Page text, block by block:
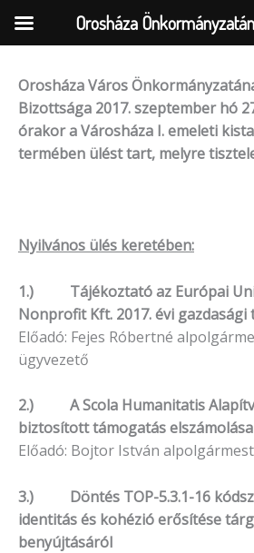
Skip
content
Orosháza Város
Bizottsága 2017. szeptember hó
órakor a Városháza I. emeleti
termében ülést tart, melyre
Nyilvános ülés keretében:
1.) Tájékoztató az Európai
Nonprofit Kft. 2017. évi
Előadó: Fejes Róbertné
ügyvezető
2.) A Scola Humanitatis
biztosított támogatás elszámolása
Előadó: Bojtor István
3.) Döntés TOP-5.3.1-16
identitás és kohézió erősítése
benyújtásáról
Orosháza